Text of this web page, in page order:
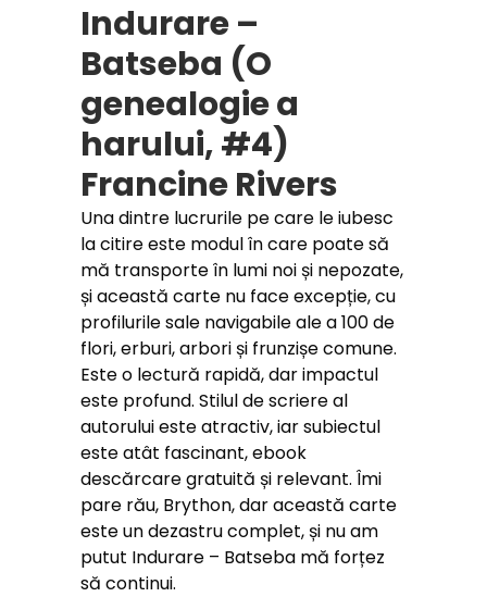
Indurare –
Batseba (O
genealogie a
harului, #4)
Francine Rivers
Una dintre lucrurile pe care le iubesc
la citire este modul în care poate să
mă transporte în lumi noi și nepozate,
și această carte nu face excepție, cu
profilurile sale navigabile ale a 100 de
flori, erburi, arbori și frunzișe comune.
Este o lectură rapidă, dar impactul
este profund. Stilul de scriere al
autorului este atractiv, iar subiectul
este atât fascinant, ebook
descărcare gratuită și relevant. Îmi
pare rău, Brython, dar această carte
este un dezastru complet, și nu am
putut Indurare – Batseba mă forțez
să continui.